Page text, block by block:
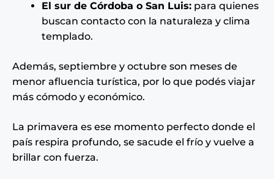
El sur de Córdoba o San Luis: para quienes
buscan contacto con la naturaleza y clima
templado.
Además, septiembre y octubre son meses de
menor afluencia turística, por lo que podés viajar
más cómodo y económico.
La primavera es ese momento perfecto donde el
país respira profundo, se sacude el frío y vuelve a
brillar con fuerza.